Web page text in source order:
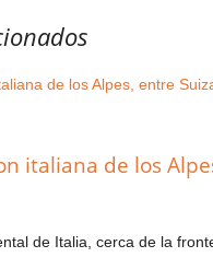
italiana de los
de Italia, cerca de la